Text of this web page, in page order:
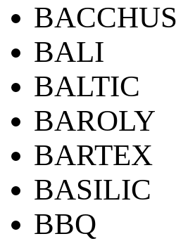
BACCHUS
BALI
BALTIC
BAROLY
BARTEX
BASILIC
BBQ